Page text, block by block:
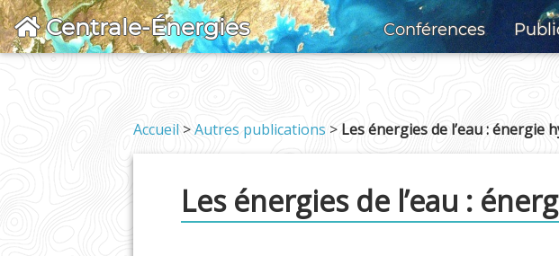
Centrale-Énergies Conférences
Accueil >Autres publications > Les énergies de l’eau : énergie
Les énergies de l’eau :